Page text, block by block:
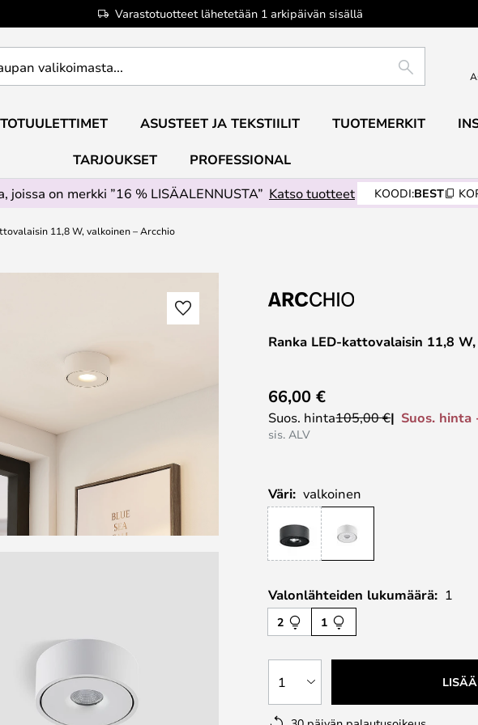
Varastotuotteet lähetetään 1 arkipäivän sisällä
ETSI
ASUSTEET JA TEKSTIILIT TUOTEMERKIT
TARJOUKSET
PROFESSIONAL
joissa on merkki ”16 % LISÄALENNUSTA” Katso tuotteet KOODI:BEST
11,8 W, valkoinen – Arcchio
Ranka LED-kattovalaisin 11,8
66,00 €
Suos. hinta105,00 € Suos. hinta
sis. ALV
Väri: valkoinen
Valonlähteiden lukumäärä: 1
2 1
1